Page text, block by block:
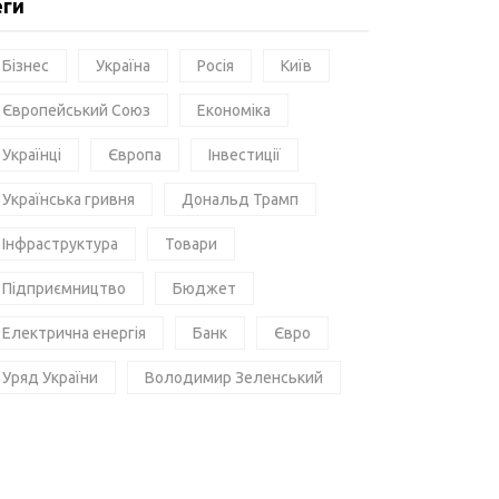
Бізнес Україна Росія Київ
Європейський Союз Економіка
Українці Європа Інвестиції
Українська гривня Дональд Трамп
Інфраструктура Товари
Підприємництво Бюджет
Електрична енергія Банк Євро
Уряд України Володимир Зеленський